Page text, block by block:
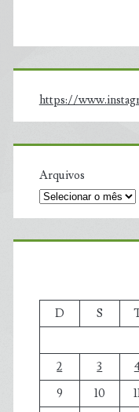
https://
Arquivos
D
S
2
3
9
10